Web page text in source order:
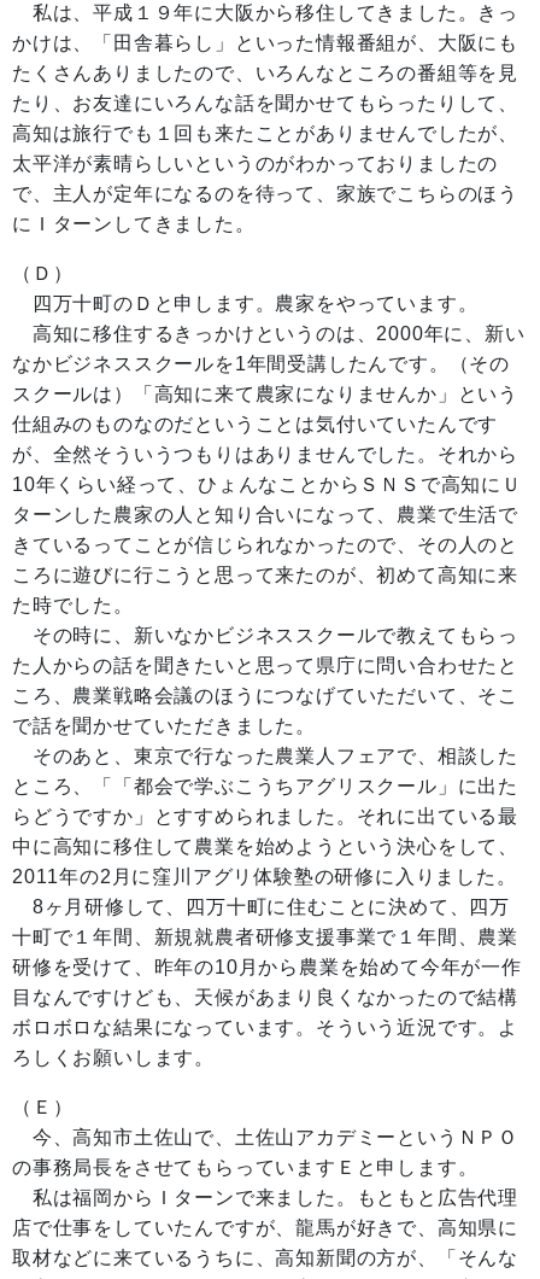
私は、平成１９年に大阪から移住してきました。きっ
かけは、「田舎暮らし」といった情報番組が、大阪にも
たくさんありましたので、いろんなところの番組等を見
たり、お友達にいろんな話を聞かせてもらったりして、
高知は旅行でも１回も来たことがありませんでしたが、
太平洋が素晴らしいというのがわかっておりましたの
で、主人が定年になるのを待って、家族でこちらのほう
にＩターンしてきました。
（Ｄ）
四万十町のＤと申します。農家をやっています。
高知に移住するきっかけというのは、2000年に、新い
なかビジネススクールを1年間受講したんです。（その
スクールは）「高知に来て農家になりませんか」という
仕組みのものなのだということは気付いていたんです
が、全然そういうつもりはありませんでした。それから
10年くらい経って、ひょんなことからＳＮＳで高知にＵ
ターンした農家の人と知り合いになって、農業で生活で
きているってことが信じられなかったので、その人のと
ころに遊びに行こうと思って来たのが、初めて高知に来
た時でした。
その時に、新いなかビジネススクールで教えてもらっ
た人からの話を聞きたいと思って県庁に問い合わせたと
ころ、農業戦略会議のほうにつなげていただいて、そこ
で話を聞かせていただきました。
そのあと、東京で行なった農業人フェアで、相談した
ところ、「「都会で学ぶこうちアグリスクール」に出た
らどうですか」とすすめられました。それに出ている最
中に高知に移住して農業を始めようという決心をして、
2011年の2月に窪川アグリ体験塾の研修に入りました。
8ヶ月研修して、四万十町に住むことに決めて、四万
十町で１年間、新規就農者研修支援事業で１年間、農業
研修を受けて、昨年の10月から農業を始めて今年が一作
目なんですけども、天候があまり良くなかったので結構
ボロボロな結果になっています。そういう近況です。よ
ろしくお願いします。
（Ｅ）
今、高知市土佐山で、土佐山アカデミーというＮＰＯ
の事務局長をさせてもらっていますＥと申します。
私は福岡からＩターンで来ました。もともと広告代理
店で仕事をしていたんですが、龍馬が好きで、高知県に
取材などに来ているうちに、高知新聞の方が、「そんな